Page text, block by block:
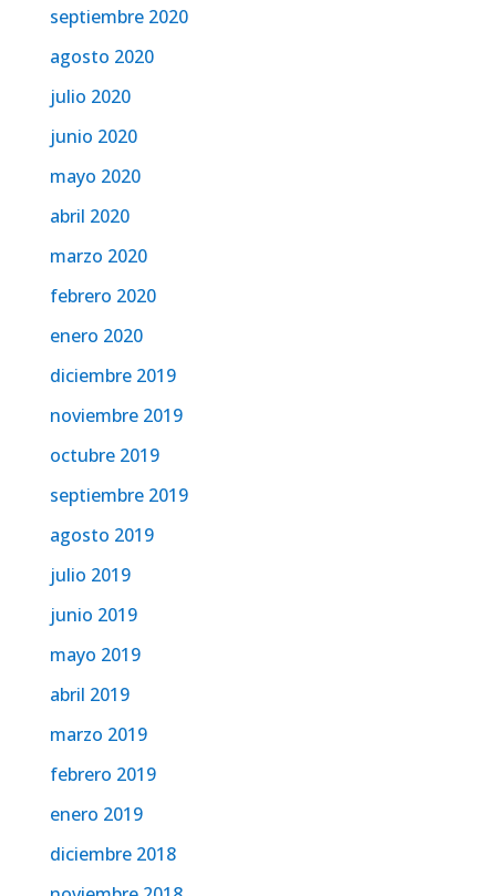
septiembre 2020
agosto 2020
julio 2020
junio 2020
mayo 2020
abril 2020
marzo 2020
febrero 2020
enero 2020
diciembre 2019
noviembre 2019
octubre 2019
septiembre 2019
agosto 2019
julio 2019
junio 2019
mayo 2019
abril 2019
marzo 2019
febrero 2019
enero 2019
diciembre 2018